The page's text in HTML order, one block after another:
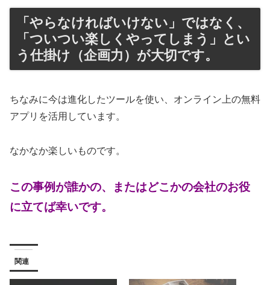
「やらなければいけない」ではなく、
「ついつい楽しくやってしまう」とい
う仕掛け（企画力）が大切です。
ちなみに今は進化したツールを使い、オンライン上の無料
アプリを活用しています。
なかなか楽しいものです。
この事例が誰かの、またはどこかの会社のお役
に立てば幸いです。
関連